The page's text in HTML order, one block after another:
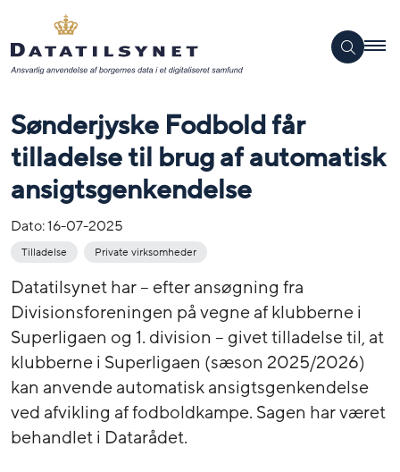
Sønderjyske Fodbold får
tilladelse til brug af automatisk
ansigtsgenkendelse
Dato:16-07-2025
Tilladelse Private virksomheder
Datatilsynet har – efter ansøgning fra
Divisionsforeningen på vegne af klubberne i
Superligaen og 1. division – givet tilladelse til, at
klubberne i Superligaen (sæson 2025/2026)
kan anvende automatisk ansigtsgenkendelse
ved afvikling af fodboldkampe. Sagen har været
behandlet i Datarådet.